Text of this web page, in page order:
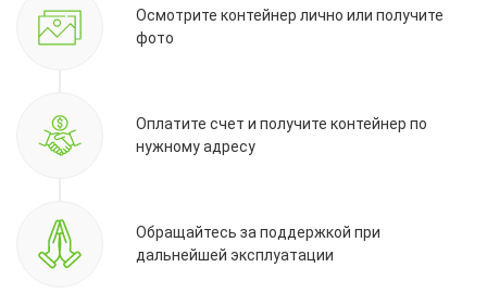
Осмотрите контейнер лично или получите
фото
Оплатите счет и получите контейнер по
нужному адресу
Обращайтесь за поддержкой при
дальнейшей эксплуатации